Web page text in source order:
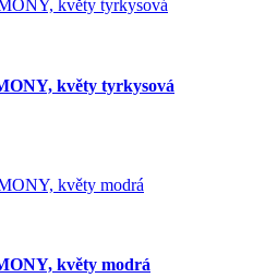
květy tyrkysová
květy modrá